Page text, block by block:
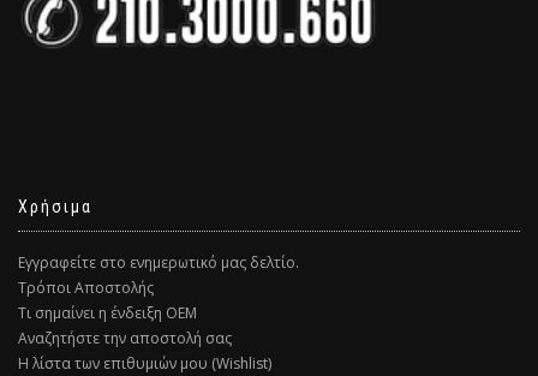
Χρήσιμα
Εγγραφείτε στο ενημερωτικό μας δελτίο.
Τρόποι Αποστολής
Τι σημαίνει η ένδειξη ΟΕΜ
Αναζητήστε την αποστολή σας
Η λίστα των επιθυμιών μου (Wishlist)